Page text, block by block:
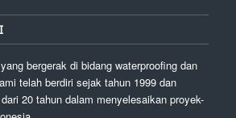
bergerak di bidang waterproofing dan
telah berdiri sejak tahun 1999 dan
20 tahun dalam menyelesaikan proyek-